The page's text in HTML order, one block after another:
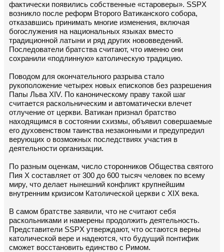
фактически появились собственные «староверы». SSPX
возникло после реформ Второго Ватиканского собора,
отказавшись принимать многие изменения, включая
богослужения на национальных языках вместо
традиционной латыни и ряд других нововведений.
Последователи братства считают, что именно они
сохранили «подлинную» католическую традицию.
Поводом для окончательного разрыва стало
рукоположение четырех новых епископов без разрешения
Папы Льва XIV. По каноническому праву такой шаг
считается раскольническим и автоматически влечет
отлучение от церкви. Ватикан признал братство
находящимся в состоянии схизмы, объявил совершаемые
его духовенством таинства незаконными и предупредил
верующих о возможных последствиях участия в
деятельности организации.
По разным оценкам, число сторонников Общества святого
Пия X составляет от 300 до 600 тысяч человек по всему
миру, что делает нынешний конфликт крупнейшим
внутренним кризисом Католической церкви с XIX века.
В самом братстве заявили, что не считают себя
раскольниками и намерены продолжить деятельность.
Представители SSPX утверждают, что остаются верны
католической вере и надеются, что будущий понтифик
сможет восстановить единство с Римом.